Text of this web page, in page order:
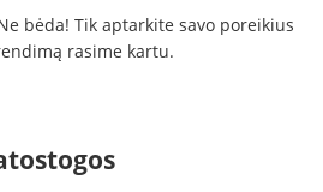
bėda! Tik aptarkite savo poreikius
rasime kartu.